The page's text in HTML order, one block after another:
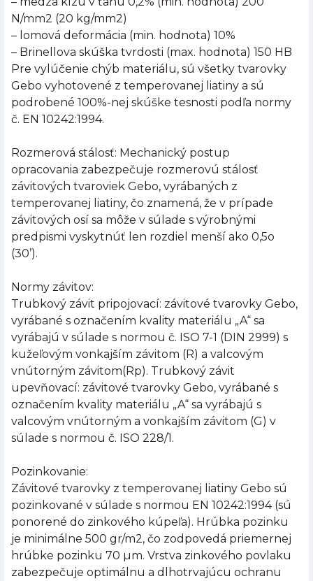
N/mm2 (20 kg/mm2)
– lomová deformácia (min. hodnota) 10%
– Brinellova skúška tvrdosti (max. hodnota) 150 HB
Pre vylúčenie chýb materiálu, sú všetky tvarovky
Gebo vyhotovené z temperovanej liatiny a sú
podrobené 100%-nej skúške tesnosti podľa normy
č. EN 10242:1994.
Rozmerová stálosť: Mechanický postup
opracovania zabezpečuje rozmerovú stálosť
závitových tvaroviek Gebo, vyrábaných z
temperovanej liatiny, čo znamená, že v prípade
závitových osí sa môže v súlade s výrobnými
predpismi vyskytnúť len rozdiel menší ako 0,5o
(30’).
Normy závitov:
Trubkový závit pripojovací: závitové tvarovky Gebo,
vyrábané s označením kvality materiálu „A“ sa
vyrábajú v súlade s normou č. ISO 7-1 (DIN 2999) s
kužeľovým vonkajším závitom (R) a valcovým
vnútorným závitom(Rp). Trubkový závit
upevňovací: závitové tvarovky Gebo, vyrábané s
označením kvality materiálu „A“ sa vyrábajú s
valcovým vnútorným a vonkajším závitom (G) v
súlade s normou č. ISO 228/1.
Pozinkovanie:
Závitové tvarovky z temperovanej liatiny Gebo sú
pozinkované v súlade s normou EN 10242:1994 (sú
ponorené do zinkového kúpeľa). Hrúbka pozinku
je minimálne 500 gr/m2, čo zodpovedá priemernej
hrúbke pozinku 70 µm. Vrstva zinkového povlaku
zabezpečuje optimálnu a dlhotrvajúcu ochranu